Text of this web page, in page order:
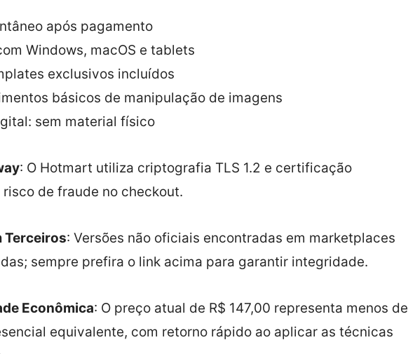
após pagamento
Windows, macOS e tablets
exclusivos incluídos
básicos de manipulação de imagens
sem material físico
: O Hotmart utiliza criptografia TLS 1.2 e certificação
risco de fraude no checkout.
Terceiros: Versões não oficiais encontradas em marketplaces
sempre prefira o link acima para garantir integridade.
Econômica: O preço atual de R$ 147,00 representa menos de
equivalente, com retorno rápido ao aplicar as técnicas